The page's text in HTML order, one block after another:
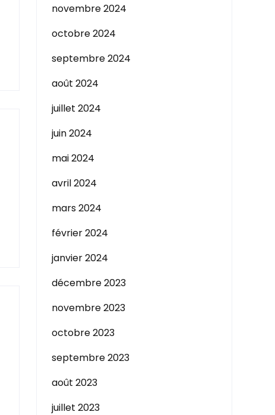
novembre 2024
octobre 2024
septembre 2024
août 2024
juillet 2024
juin 2024
mai 2024
avril 2024
mars 2024
février 2024
janvier 2024
décembre 2023
novembre 2023
octobre 2023
septembre 2023
août 2023
juillet 2023